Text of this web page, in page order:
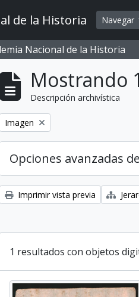
de la Historia Navegar
Nacional de la Historia
Mostrando
Descripción archivística
Remove filter:
Imagen
Opciones avanzadas
Imprimir vista previa
1 resultados con objetos